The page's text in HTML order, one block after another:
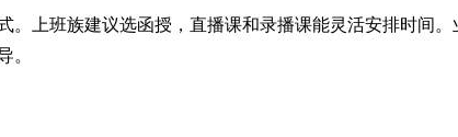
。上班族建议选函授，直播课和录播课能灵活安排时间
。